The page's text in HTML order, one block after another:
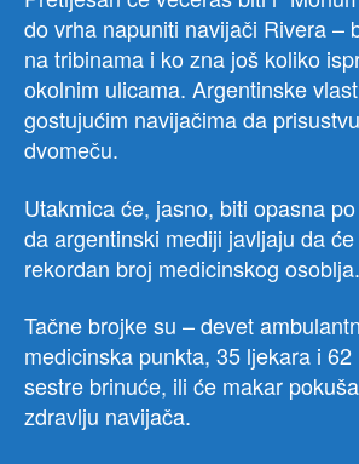
do vrha napuniti navijači Rivera –
na tribinama i ko zna još koliko
okolnim ulicama. Argentinske
gostujućim navijačima da
dvomeču.
Utakmica će, jasno, biti opasna
da argentinski mediji javljaju da
rekordan broj medicinskog osoblja.
Tačne brojke su – devet
medicinska punkta, 35 ljekara i
sestre brinuće, ili će makar
zdravlju navijača.